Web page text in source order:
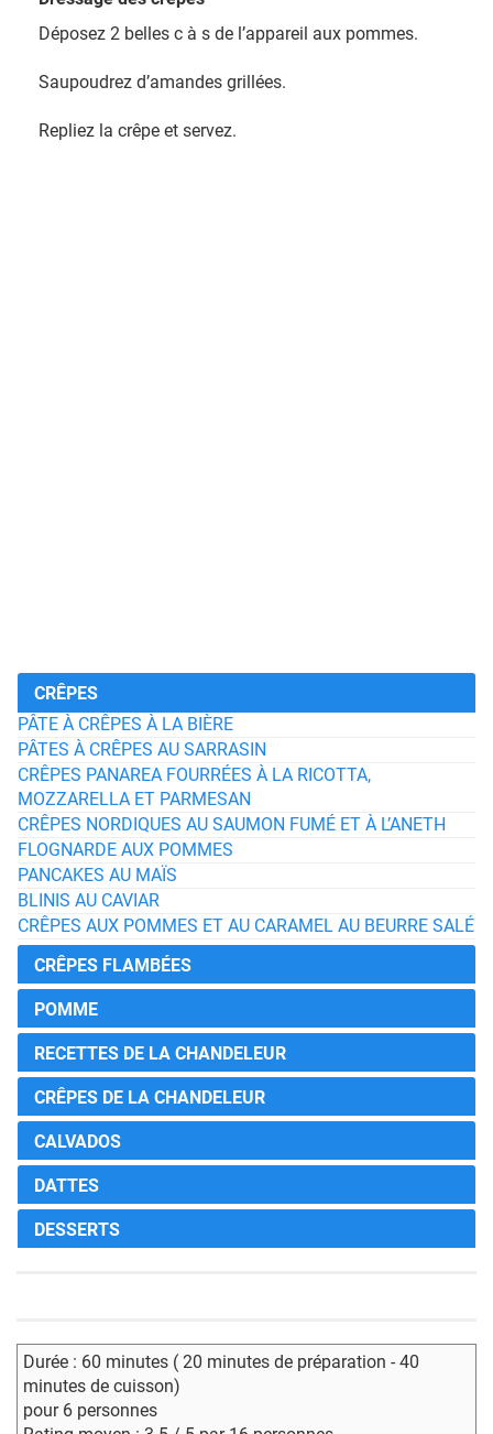
Déposez 2 belles c à s de l’appareil aux pommes.
Saupoudrez d’amandes grillées.
Repliez la crêpe et servez.
CRÊPES
PÂTE À CRÊPES À LA BIÈRE
PÂTES À CRÊPES AU SARRASIN
CRÊPES PANAREA FOURRÉES À LA RICOTTA,
MOZZARELLA ET PARMESAN
CRÊPES NORDIQUES AU SAUMON FUMÉ ET À L’ANETH
FLOGNARDE AUX POMMES
PANCAKES AU MAÏS
BLINIS AU CAVIAR
CRÊPES AUX POMMES ET AU CARAMEL AU BEURRE SALÉ
CRÊPES FLAMBÉES
POMME
RECETTES DE LA CHANDELEUR
CRÊPES DE LA CHANDELEUR
CALVADOS
DATTES
DESSERTS
Durée : 60 minutes ( 20 minutes de préparation - 40
minutes de cuisson)
pour 6 personnes